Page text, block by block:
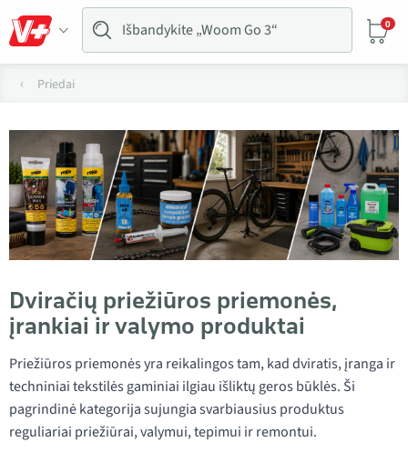
0
Priedai
Dviračių priežiūros priemonės,
įrankiai ir valymo produktai
Priežiūros priemonės yra reikalingos tam, kad dviratis, įranga ir
techniniai tekstilės gaminiai ilgiau išliktų geros būklės. Ši
pagrindinė kategorija sujungia svarbiausius produktus
reguliariai priežiūrai, valymui, tepimui ir remontui.